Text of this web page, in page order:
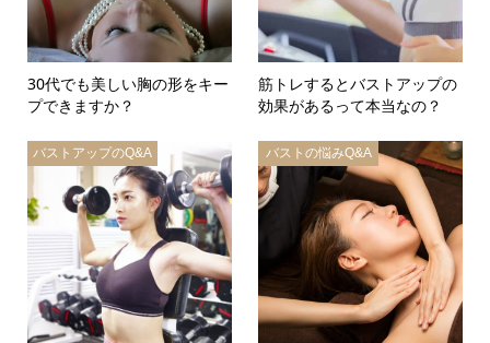
30代でも美しい胸の形をキー
プできますか？
筋トレするとバストアップの
効果があるって本当なの？
バストアップのQ&A バストの悩みQ&A